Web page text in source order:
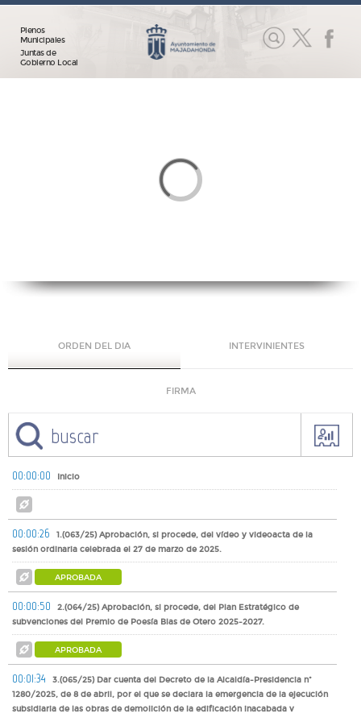
Plenos
Municipales
Juntas de
Gobierno Local
ORDEN DEL DIA INTERVINIENTES
FIRMA
00:00:00 Inicio
00:00:26
1.(063/25) Aprobación, si procede, del vídeo y videoacta de la
sesión ordinaria celebrada el 27 de marzo de 2025.
APROBADA
00:00:50
2.(064/25) Aprobación, si procede, del Plan Estratégico de
subvenciones del Premio de Poesía Blas de Otero 2025-2027.
APROBADA
00:01:34
3.(065/25) Dar cuenta del Decreto de la Alcaldía-Presidencia nº
1280/2025, de 8 de abril, por el que se declara la emergencia de la ejecución
subsidiaria de las obras de demolición de la edificación inacabada y